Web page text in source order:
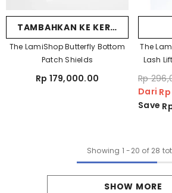
TAMBAHKAN KE KERANJANG
The LamiShop Butterfly Bottom
Patch Shields
Rp 179,000.00
The
Lash
Rp
Dari
Save
Showing 1 -20 of 28
SHOW MORE